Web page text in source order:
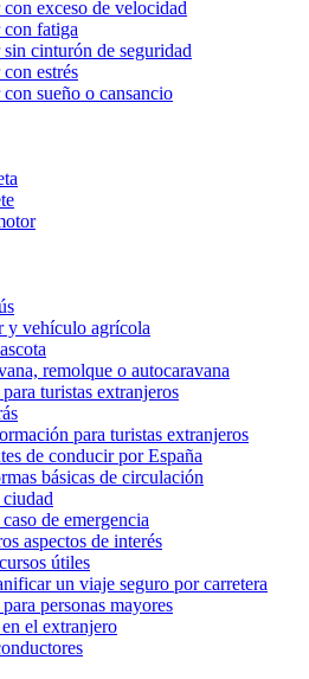
exceso de velocidad
fatiga
cinturón de seguridad
estrés
sueño o cansancio
y vehículo agrícola
remolque o autocaravana
turistas extranjeros
para turistas extranjeros
de conducir por España
básicas de circulación
de emergencia
aspectos de interés
útiles
un viaje seguro por carretera
personas mayores
el extranjero